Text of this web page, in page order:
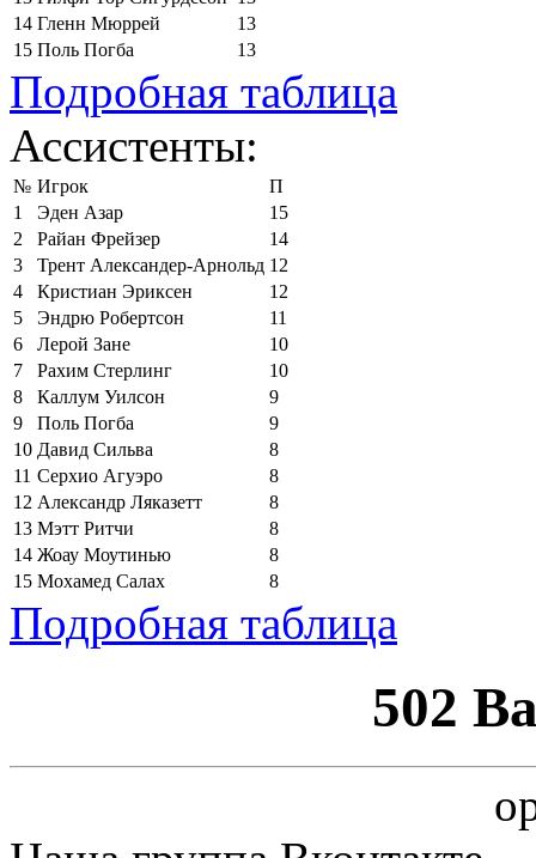
14 Гленн Мюррей
13
15 Поль Погба 13
Подробная таблица
Ассистенты:
№ Игрок
П
1
Эден Азар
15
2
Райан Фрейзер
14
3
Трент Александер-Арнольд 12
4
Кристиан Эриксен
12
5
Эндрю Робертсон
11
6
Лерой Зане
10
7
Рахим Стерлинг
10
8
Каллум Уилсон
9
9
Поль Погба
9
10 Давид Сильва
8
11 Серхио Агуэро
8
12 Александр Ляказетт
8
13 Мэтт Ритчи
8
14 Жоау Моутинью
8
15 Мохамед Салах 8
Подробная таблица
502